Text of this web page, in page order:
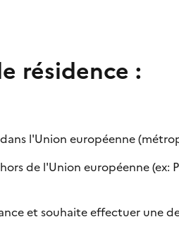
résidence :
dans l'Union européenne
de l'Union européenne
et souhaite effectuer une